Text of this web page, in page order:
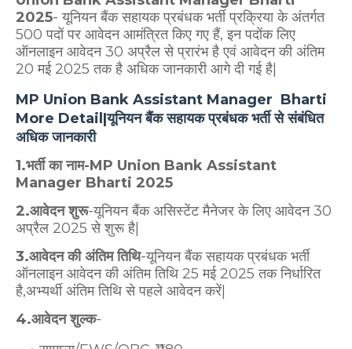
2025- यूनियन बैंक सहायक प्रबंधक भर्तीप्रक्रिया के अंतर्गत
500 पदों पर आवेदन आमंत्रित किए गए हैं, इन पदोंक लिए
ऑनलाइन आवेदन 30 अप्रैल से प्रारंभ है एवं आवेदन की अंतिम
20 मई 2025 तक है अधिक जानकारी आगे दी गई है|
MP Union Bank Assistant Manager Bharti
More Detail|यूनियन बैंक सहायक प्रबंधक भर्ती से संबंधित
अधिक जानकारी
1.भर्ती का नाम-MP Union Bank Assistant
Manager Bharti 2025
2.आवेदन शुरू-यूनियन बैंक असिस्टेंट मैनेजर के लिए आवेदन 30
अप्रैल 2025 से शुरू है|
3.आवेदन की अंतिम तिथि-यूनियन बैंक सहायक प्रबंधक भर्ती
ऑनलाइन आवेदन की अंतिम तिथि 25 मई 2025 तक निर्धारित
है,अभ्यर्थी अंतिम तिथि से पहले आवेदन करें|
4.आवेदन शुल्क-